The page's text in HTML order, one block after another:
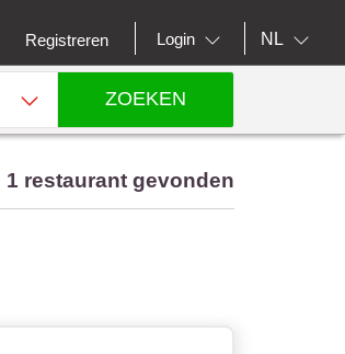
Registreren Login NL
ZOEKEN
1 restaurant gevonden